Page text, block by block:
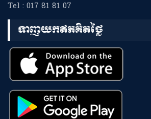
Tel : 017 81 81 07
ទាញយកឥតគិតថ្លៃ